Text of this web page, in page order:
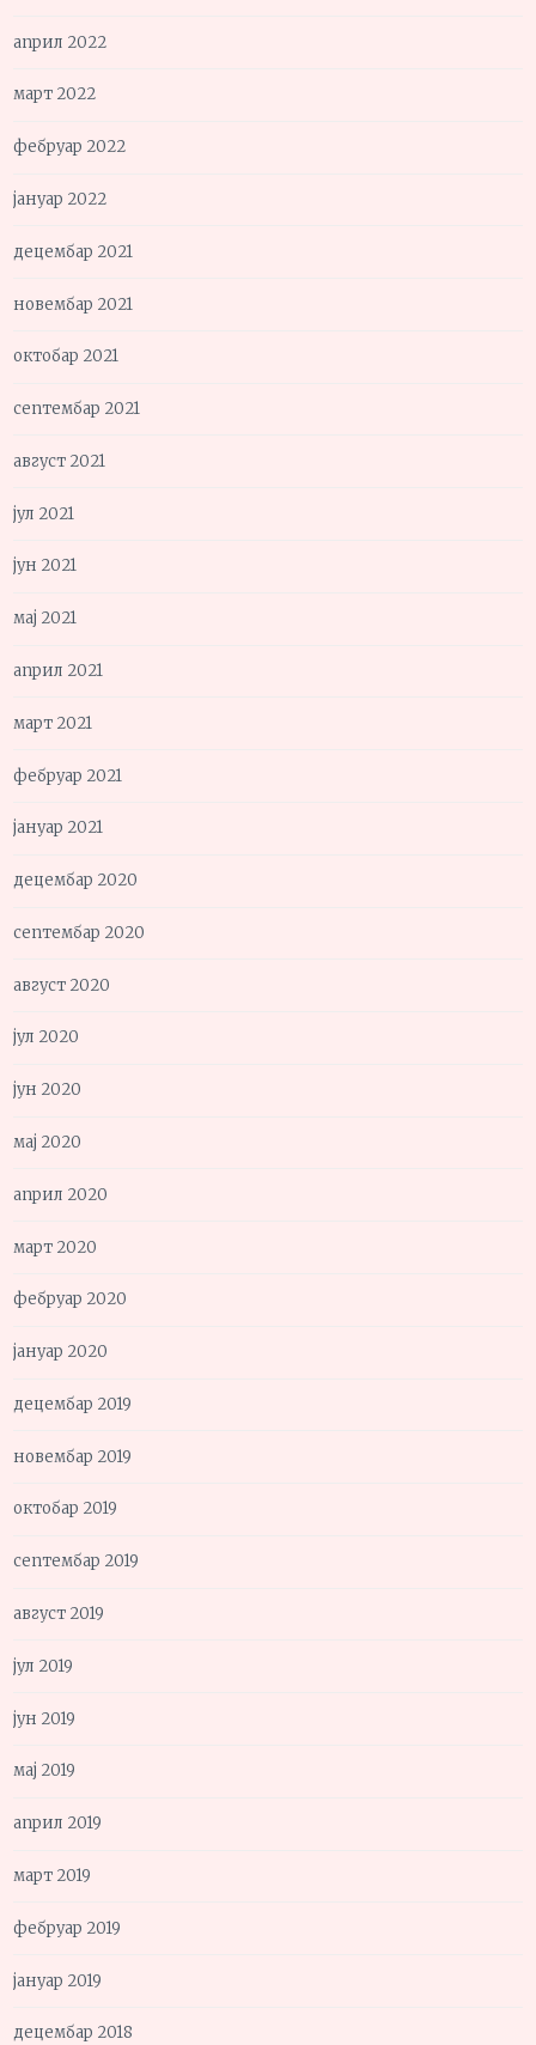
април 2022
март 2022
фебруар 2022
јануар 2022
децембар 2021
новембар 2021
октобар 2021
септембар 2021
август 2021
јул 2021
јун 2021
мај 2021
април 2021
март 2021
фебруар 2021
јануар 2021
децембар 2020
септембар 2020
август 2020
јул 2020
јун 2020
мај 2020
април 2020
март 2020
фебруар 2020
јануар 2020
децембар 2019
новембар 2019
октобар 2019
септембар 2019
август 2019
јул 2019
јун 2019
мај 2019
април 2019
март 2019
фебруар 2019
јануар 2019
децембар 2018